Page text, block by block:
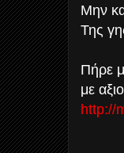
Μην
Της
Πήρε
με
http://